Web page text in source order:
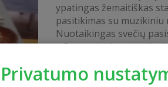
Privatumo
ypatingas žemaitiškas
pasitikimas su muzikiniu
Nuotaikingas svečių
– Ragausite kastinį,
skanausite naminį